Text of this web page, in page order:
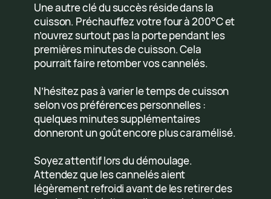
Une autre clé du succès réside dans la
cuisson. Préchauffez votre four à 200°C et
n’ouvrez surtout pas la porte pendant les
premières minutes de cuisson. Cela
pourrait faire retomber vos cannelés.
N’hésitez pas à varier le temps de cuisson
selon vos préférences personnelles :
quelques minutes supplémentaires
donneront un goût encore plus caramélisé.
Soyez attentif lors du démoulage.
Attendez que les cannelés aient
légèrement refroidi avant de les retirer des